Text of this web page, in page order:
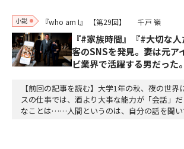
小説 『who am I』 【第29回】 千戸 嶺
『#家族時間』『#大切な
客のSNSを発見。妻は元ア
ビ業界で活躍する男だった。
【前回の記事を読む】大学1年の秋、夜の世界
スの仕事では、酒より大事な能力が「会話」
なことは……人間というのは、自分の話を聞い